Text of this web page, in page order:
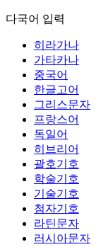
다국어 입력
히라가나
가타카나
중국어
한글고어
그리스문자
프랑스어
독일어
히브리어
괄호기호
학술기호
기술기호
첨자기호
라틴문자
러시아문자